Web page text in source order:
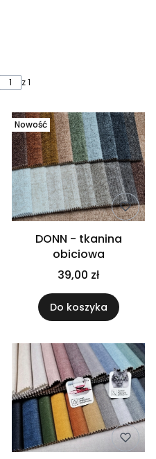
z 1
Nowość
DONN - tkanina
obiciowa
39,00 zł
Do koszyka